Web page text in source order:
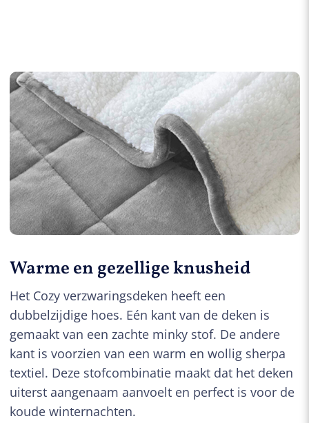
Warme en gezellige knusheid
Het Cozy verzwaringsdeken heeft een
dubbelzijdige hoes. Eén kant van de deken is
gemaakt van een zachte minky stof. De andere
kant is voorzien van een warm en wollig sherpa
textiel. Deze stofcombinatie maakt dat het deken
uiterst aangenaam aanvoelt en perfect is voor de
koude winternachten.